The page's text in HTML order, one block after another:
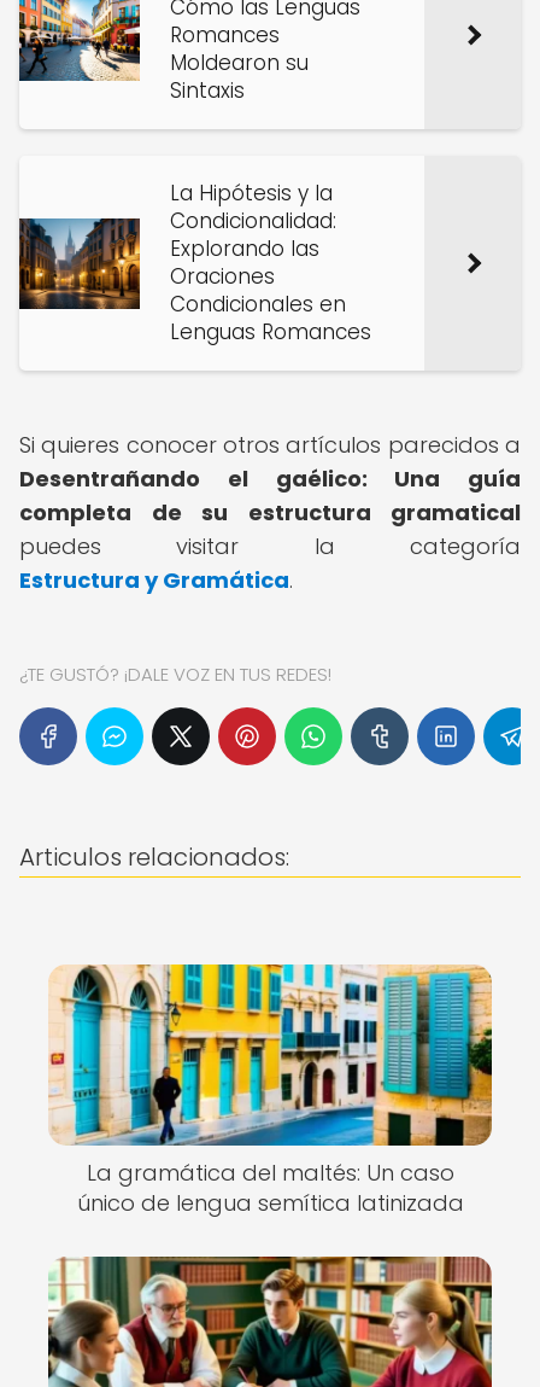
Cómo las Lenguas
Romances
Moldearon su
Sintaxis
La Hipótesis y la
Condicionalidad:
Explorando las
Oraciones
Condicionales en
Lenguas Romances
Si quieres conocer otros artículos parecidos a
Desentrañando el gaélico: Una guía
completa de su estructura gramatical
puedes visitar la categoría
Estructura y Gramática.
¿TE GUSTÓ? ¡DALE VOZ EN TUS REDES!
Articulos relacionados:
La gramática del maltés: Un caso
único de lengua semítica latinizada